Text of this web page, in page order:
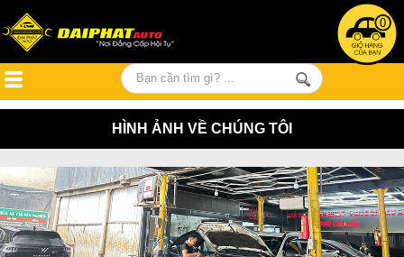
0
HÌNH ẢNH VỀ CHÚNG TÔI